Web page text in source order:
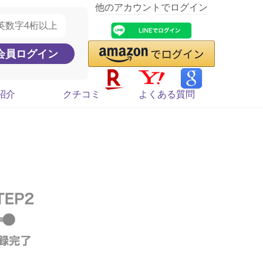
他のアカウントでログイン
介 クチコミ よくある質問